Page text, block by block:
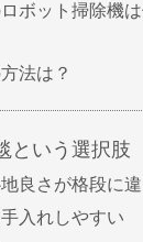
ボット掃除機
法は？
という選択肢
良さが格段に違
入れしやすい